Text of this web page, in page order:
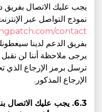
يجب عليك الاتصال بفريق
نموذج التواصل عبر
contact
بفريق الدعم لدينا
يرجى ملاحظة أننا لن
ترسل برمز الإرجاع الذي
الإرجاع المذكور.
6.3. يجب عليك الاتصال